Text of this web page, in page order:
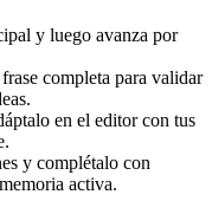
y luego avanza por
completa para validar
en el editor con tus
y complétalo con
activa.